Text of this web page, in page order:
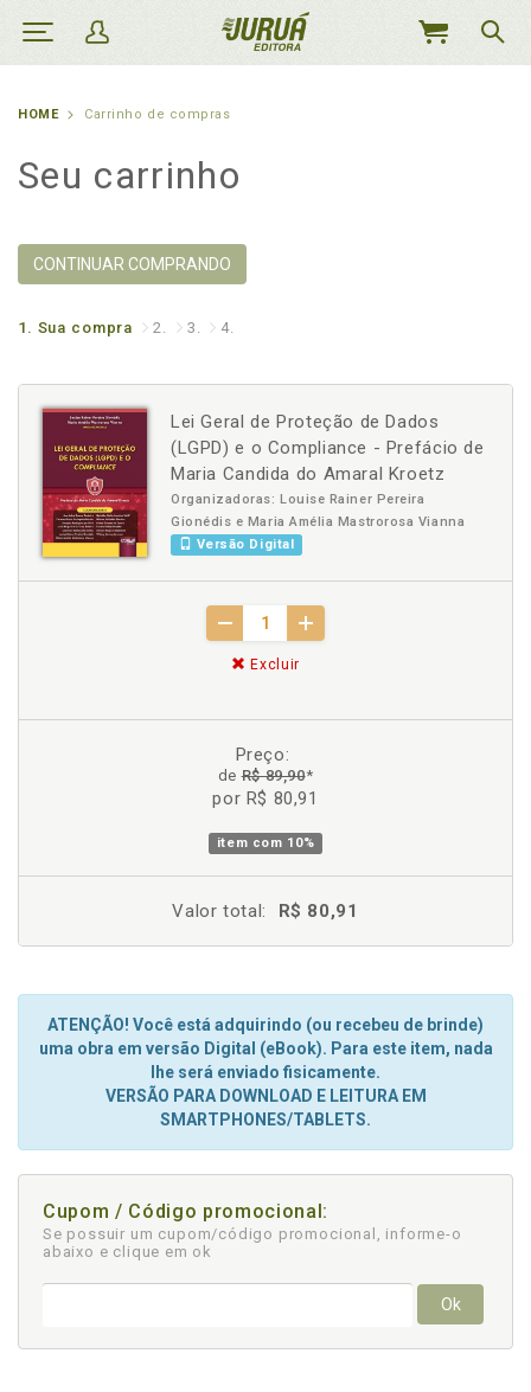
MEU
HOME Carrinho de compras
Seu carrinho
CONTINUAR COMPRANDO
1. Sua compra 2. 3. 4.
Lei Geral de Proteção de Dados
(LGPD) e o Compliance - Prefácio de
Maria Candida do Amaral Kroetz
Organizadoras: Louise Rainer Pereira
Gionédis e Maria Amélia Mastrorosa Vianna
Versão Digital
Excluir
Preço:
deR$ 89,90*
por R$ 80,91
item com 10%
Valor total: R$ 80,91
ATENÇÃO! Você está adquirindo (ou recebeu de brinde)
uma obra em versão Digital (eBook). Para este item, nada
lhe será enviado fisicamente.
VERSÃO PARA DOWNLOAD E LEITURA EM
SMARTPHONES/TABLETS.
Cupom / Código promocional:
Se possuir um cupom/código promocional, informe-o
abaixo e clique em ok
Ok